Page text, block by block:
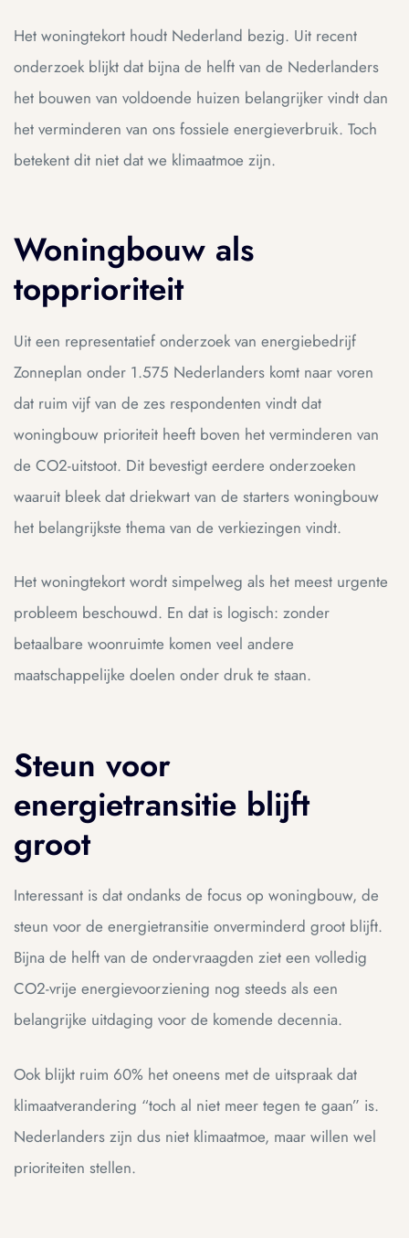
Het woningtekort houdt Nederland bezig. Uit recent
onderzoek blijkt dat bijna de helft van de Nederlanders
het bouwen van voldoende huizen belangrijker vindt dan
het verminderen van ons fossiele energieverbruik. Toch
betekent dit niet dat we klimaatmoe zijn.
Woningbouw als
topprioriteit
Uit een representatief onderzoek van energiebedrijf
Zonneplan onder 1.575 Nederlanders komt naar voren
dat ruim vijf van de zes respondenten vindt dat
woningbouw prioriteit heeft boven het verminderen van
de CO2-uitstoot. Dit bevestigt eerdere onderzoeken
waaruit bleek dat driekwart van de starters woningbouw
het belangrijkste thema van de verkiezingen vindt.
Het woningtekort wordt simpelweg als het meest urgente
probleem beschouwd. En dat is logisch: zonder
betaalbare woonruimte komen veel andere
maatschappelijke doelen onder druk te staan.
Steun voor
energietransitie blijft
groot
Interessant is dat ondanks de focus op woningbouw, de
steun voor de energietransitie onverminderd groot blijft.
Bijna de helft van de ondervraagden ziet een volledig
CO2-vrije energievoorziening nog steeds als een
belangrijke uitdaging voor de komende decennia.
Ook blijkt ruim 60% het oneens met de uitspraak dat
klimaatverandering “toch al niet meer tegen te gaan” is.
Nederlanders zijn dus niet klimaatmoe, maar willen wel
prioriteiten stellen.